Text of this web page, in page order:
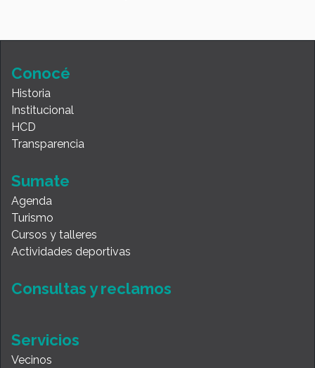
Conocé
Historia
Institucional
HCD
Transparencia
Sumate
Agenda
Turismo
Cursos y talleres
Actividades deportivas
Consultas y reclamos
Servicios
Vecinos